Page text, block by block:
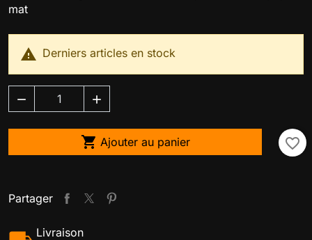
mat
 Derniers articles en stock
 
 Ajouter au panier favorite_border
Partager
Livraison